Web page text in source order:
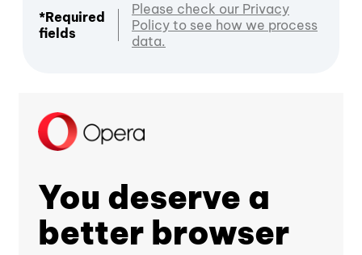
*Required
fields
Please check our Privacy
Policy to see how we process
data.
You deserve a
better browser